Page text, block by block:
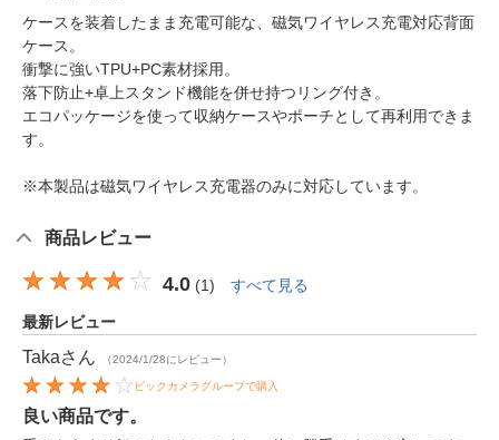
ケースを装着したまま充電可能な、磁気ワイヤレス充電対応背面
ケース。
衝撃に強いTPU+PC素材採用。
落下防止+卓上スタンド機能を併せ持つリング付き。
エコパッケージを使って収納ケースやポーチとして再利用できま
す。
※本製品は磁気ワイヤレス充電器のみに対応しています。
商品レビュー
4.0 (1) すべて見る
最新レビュー
Takaさん （2024/1/28にレビュー）
ビックカメラグループで購入
良い商品です。